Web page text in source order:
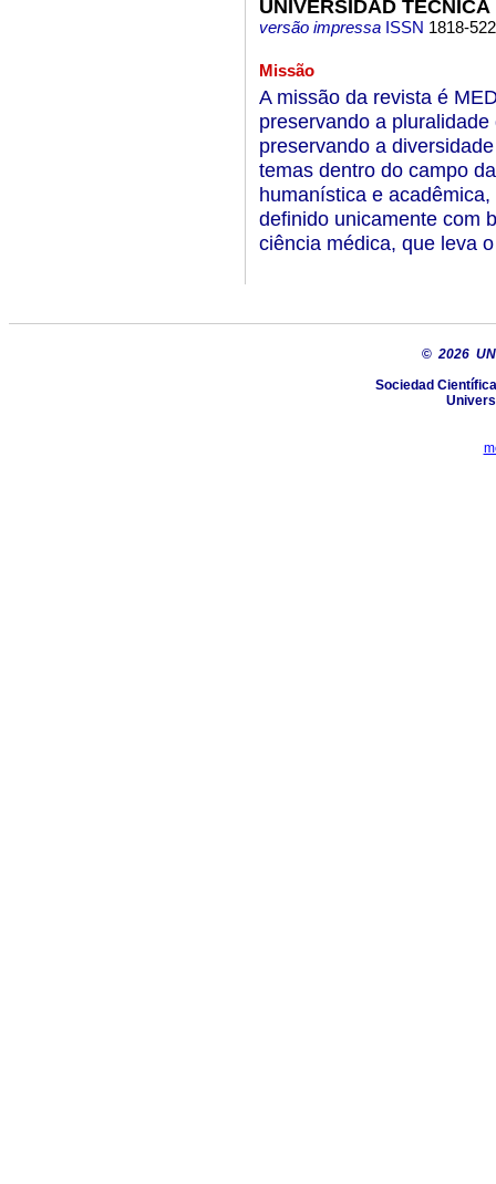
UNIVERSIDAD TECNICA
versão impressaISSN 1818-
Missão
A missão da revista é
preservando a
preservando a
temas dentro do campo
humanística e
definido unicamente com
ciência médica, que leva
©2026
Sociedad